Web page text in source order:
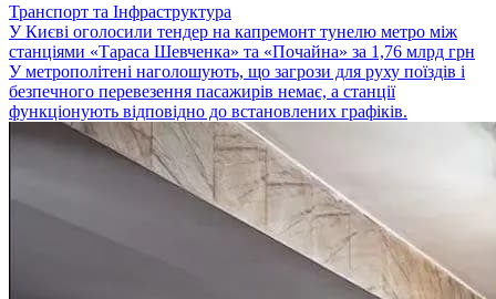
Транспорт та Інфраструктура
У Києві оголосили тендер на капремонт тунелю метро між
станціями «Тараса Шевченка» та «Почайна» за 1,76 млрд грн
У метрополітені наголошують, що загрози для руху поїздів і
безпечного перевезення пасажирів немає, а станції
функціонують відповідно до встановлених графіків.